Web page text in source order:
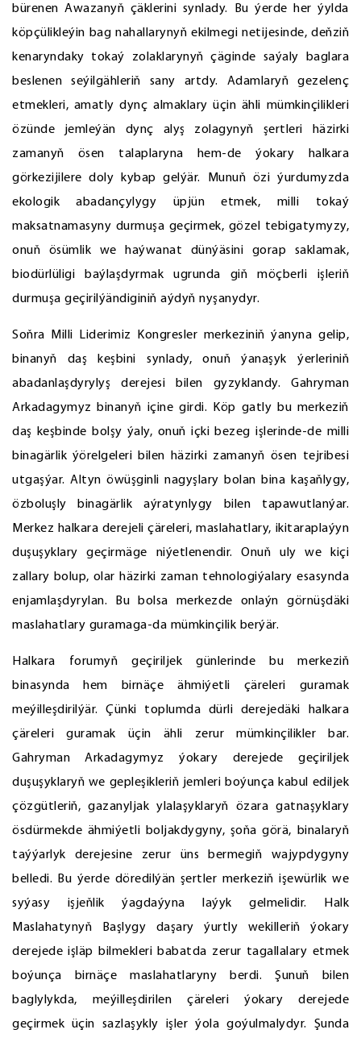
bürenen Awazanyň çäklerini synlady. Bu ýerde her ýylda
köpçülikleýin bag nahallarynyň ekilmegi netijesinde, deňziň
kenaryndaky tokaý zolaklarynyň çäginde saýaly baglara
beslenen seýilgähleriň sany artdy. Adamlaryň gezelenç
etmekleri, amatly dynç almaklary üçin ähli mümkinçilikleri
özünde jemleýän dynç alyş zolagynyň şertleri häzirki
zamanyň ösen talaplaryna hem-de ýokary halkara
görkezijilere doly kybap gelýär. Munuň özi ýurdumyzda
ekologik abadançylygy üpjün etmek, milli tokaý
maksatnamasyny durmuşa geçirmek, gözel tebigatymyzy,
onuň ösümlik we haýwanat dünýäsini gorap saklamak,
biodürlüligi baýlaşdyrmak ugrunda giň möçberli işleriň
durmuşa geçirilýändiginiň aýdyň nyşanydyr.
Soňra Milli Liderimiz Kongresler merkeziniň ýanyna gelip,
binanyň daş keşbini synlady, onuň ýanaşyk ýerleriniň
abadanlaşdyrylyş derejesi bilen gyzyklandy. Gahryman
Arkadagymyz binanyň içine girdi. Köp gatly bu merkeziň
daş keşbinde bolşy ýaly, onuň içki bezeg işlerinde-de milli
binagärlik ýörelgeleri bilen häzirki zamanyň ösen tejribesi
utgaşýar. Altyn öwüşginli nagyşlary bolan bina kaşaňlygy,
özboluşly binagärlik aýratynlygy bilen tapawutlanýar.
Merkez halkara derejeli çäreleri, maslahatlary, ikitaraplaýyn
duşuşyklary geçirmäge niýetlenendir. Onuň uly we kiçi
zallary bolup, olar häzirki zaman tehnologiýalary esasynda
enjamlaşdyrylan. Bu bolsa merkezde onlaýn görnüşdäki
maslahatlary guramaga-da mümkinçilik berýär.
Halkara forumyň geçiriljek günlerinde bu merkeziň
binasynda hem birnäçe ähmiýetli çäreleri guramak
meýilleşdirilýär. Çünki toplumda dürli derejedäki halkara
çäreleri guramak üçin ähli zerur mümkinçilikler bar.
Gahryman Arkadagymyz ýokary derejede geçiriljek
duşuşyklaryň we gepleşikleriň jemleri boýunça kabul ediljek
çözgütleriň, gazanyljak ylalaşyklaryň özara gatnaşyklary
ösdürmekde ähmiýetli boljakdygyny, şoňa görä, binalaryň
taýýarlyk derejesine zerur üns bermegiň wajypdygyny
belledi. Bu ýerde döredilýän şertler merkeziň işewürlik we
syýasy işjeňlik ýagdaýyna laýyk gelmelidir. Halk
Maslahatynyň Başlygy daşary ýurtly wekilleriň ýokary
derejede işläp bilmekleri babatda zerur tagallalary etmek
boýunça birnäçe maslahatlaryny berdi. Şunuň bilen
baglylykda, meýilleşdirilen çäreleri ýokary derejede
geçirmek üçin sazlaşykly işler ýola goýulmalydyr. Şunda